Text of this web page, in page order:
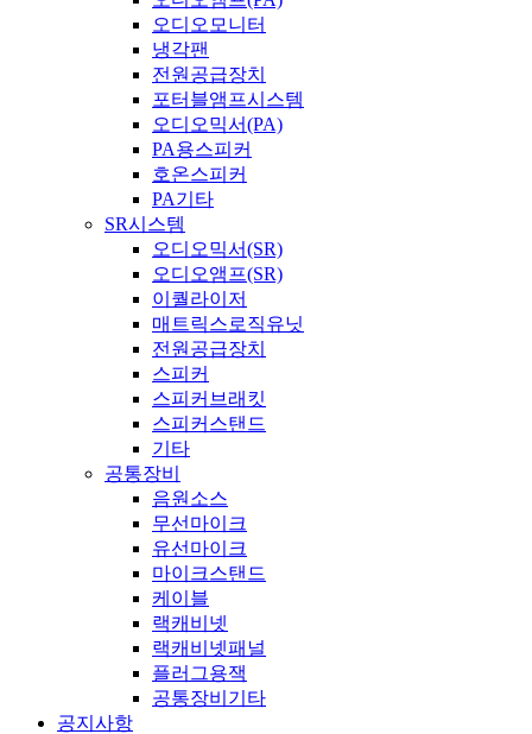
오디오모니터
냉각팬
전원공급장치
포터블앰프시스템
오디오믹서(PA)
PA용스피커
호온스피커
PA기타
SR시스템
오디오믹서(SR)
오디오앰프(SR)
이퀄라이저
매트릭스로직유닛
전원공급장치
스피커
스피커브래킷
스피커스탠드
기타
공통장비
음원소스
무선마이크
유선마이크
마이크스탠드
케이블
랙캐비넷
랙캐비넷패널
플러그용잭
공통장비기타
공지사항